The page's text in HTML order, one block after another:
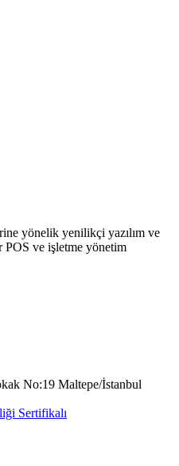
yönelik yenilikçi yazılım ve
POS ve işletme yönetim
No:19 Maltepe/İstanbul
Sertifikalı